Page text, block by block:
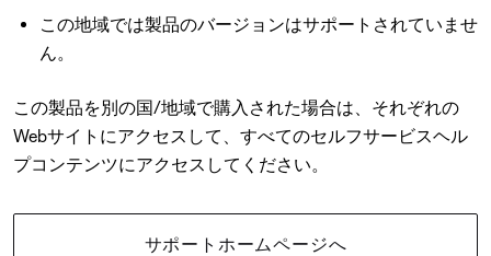
この地域では製品のバージョンはサポートされていませ
ん。
この製品を別の国/地域で購入された場合は、それぞれの
Webサイトにアクセスして、すべてのセルフサービスヘル
プコンテンツにアクセスしてください。
サポートホームページへ